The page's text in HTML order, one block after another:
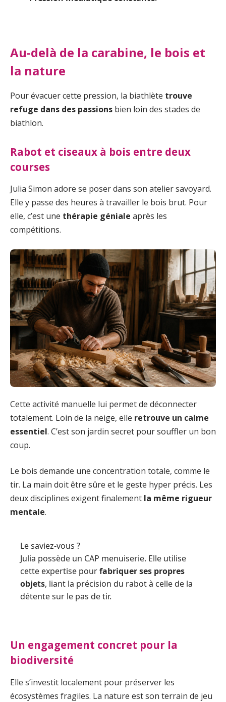
Au-delà de la carabine, le bois et
la nature
Pour évacuer cette pression, la biathlète trouve
refuge dans des passions bien loin des stades de
biathlon.
Rabot et ciseaux à bois entre deux
courses
Julia Simon adore se poser dans son atelier savoyard.
Elle y passe des heures à travailler le bois brut. Pour
elle, c’est une thérapie géniale après les
compétitions.
Cette activité manuelle lui permet de déconnecter
totalement. Loin de la neige, elle retrouve un calme
essentiel. C’est son jardin secret pour souffler un bon
coup.
Le bois demande une concentration totale, comme le
tir. La main doit être sûre et le geste hyper précis. Les
deux disciplines exigent finalement la même rigueur
mentale.
Le saviez-vous ?
Julia possède un CAP menuiserie. Elle utilise
cette expertise pourfabriquer ses propres
objets, liant la précision du rabot à celle de la
détente sur le pas de tir.
Un engagement concret pour la
biodiversité
Elle s’investit localement pour préserver les
écosystèmes fragiles. La nature est son terrain de jeu